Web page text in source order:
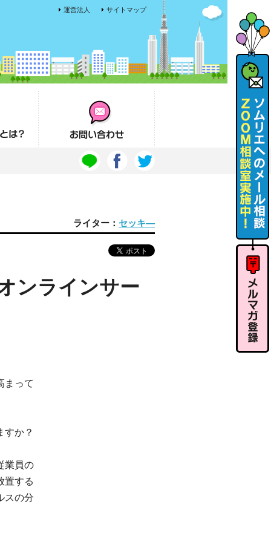
サイトマップ
運営法人
お問い合わせ
ライター： セッキ―
ンラインサー
まって
すか？
業員の
置する
スの分
ソムリエ
へのメー
ル相談